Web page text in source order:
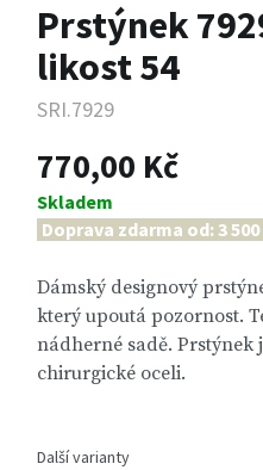
Prstýnek
likost 54
SRI.7929
770,00 Kč
Skladem
Doprava zdarma od: 3 500
Dámský designový
který upoutá pozornost.
nádherné sadě.
chirurgické oceli.
Další varianty